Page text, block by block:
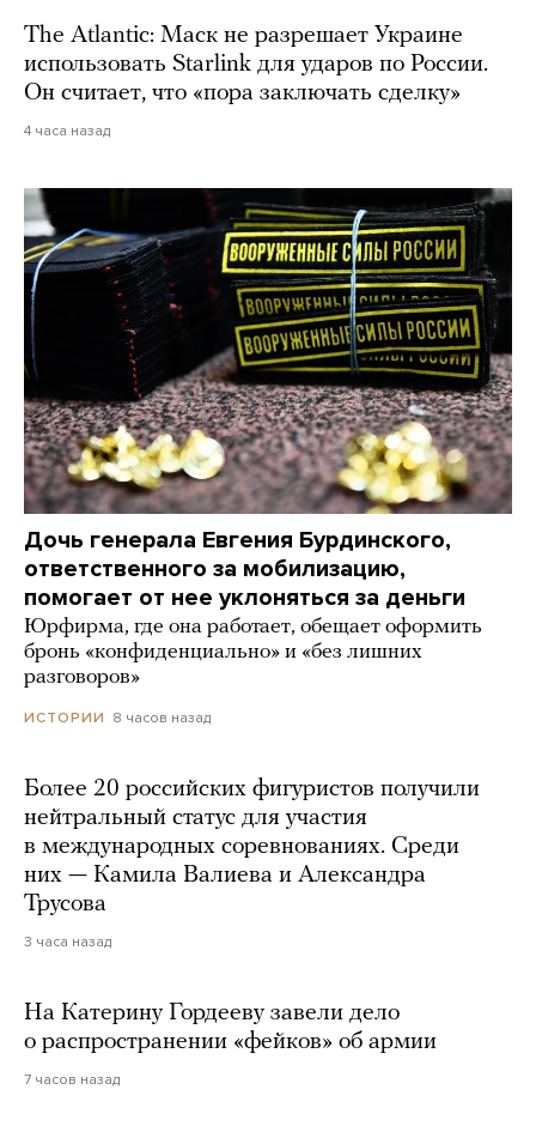
The Atlantic: Маск не разрешает Украине
использовать Starlink для ударов по России.
Он считает, что «пора заключать сделку»
4 часа назад
Дочь генерала Евгения Бурдинского,
ответственного за мобилизацию,
помогает от нее уклоняться за деньги
Юрфирма, где она работает, обещает оформить
бронь «конфиденциально» и «без лишних
разговоров»
ИСТОРИИ 8 часов назад
Более 20 российских фигуристов получили
нейтральный статус для участия
в международных соревнованиях. Среди
них — Камила Валиева и Александра
Трусова
3 часа назад
На Катерину Гордееву завели дело
о распространении «фейков» об армии
7 часов назад